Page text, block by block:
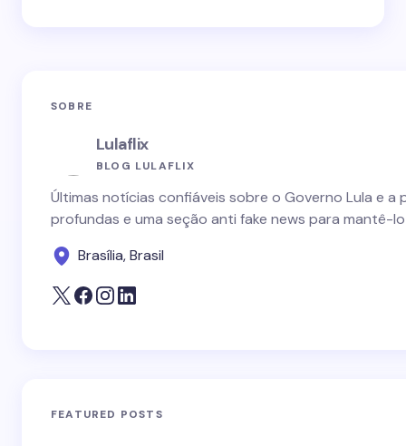
SOBRE
Lulaflix
BLOG LULAFLIX
Últimas notícias confiáveis sobre o Governo Lula e
profundas e uma seção anti fake news para mantê-
Brasília, Brasil
FEATURED POSTS